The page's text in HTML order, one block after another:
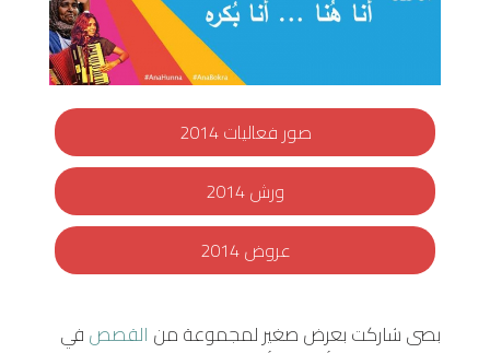
صور فعاليات 2014
ورش 2014
عروض 2014
بصى شاركت بعرض صغير لمجموعة من القصصفي